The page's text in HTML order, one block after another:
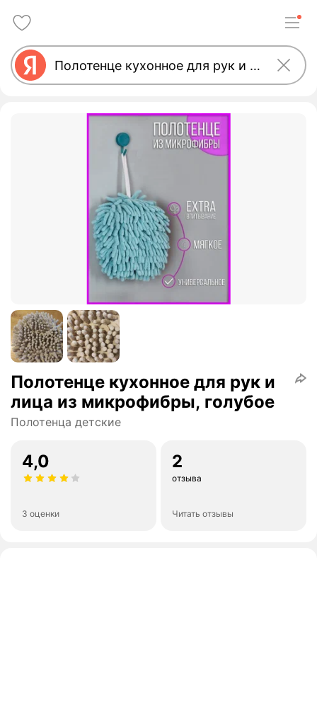
Полотенце кухонное для рук и
лица из микрофибры, голубое
Полотенца детские
4,0
3 оценки
2
отзыва
Читать отзывы